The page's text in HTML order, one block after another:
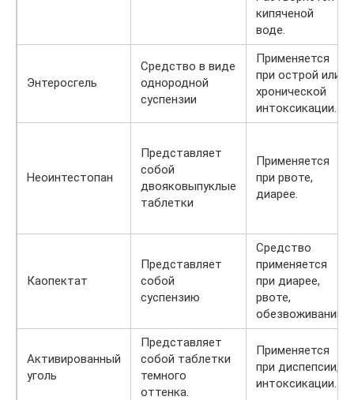
кипяченой
воде.
Энтеросгель
Средство в виде
однородной
суспензии
Применяется
при острой или
хронической
интоксикации.
Неоинтестопан
Представляет
собой
двояковыпуклые
таблетки
Применяется
при рвоте,
диарее.
Каопектат
Представляет
собой
суспензию
Средство
применяется
при диарее,
рвоте,
обезвоживании.
Активированный
уголь
Представляет
собой таблетки
темного
оттенка.
Применяется
при диспепсии,
интоксикации.